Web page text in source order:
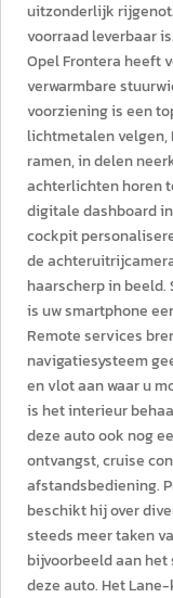
uitzonderlijk
voorraad leverbaar
Opel Frontera heeft
verwarmbare
voorziening is een
lichtmetalen velgen,
ramen, in delen
achterlichten horen
digitale dashboard
cockpit
de
haarscherp in
is uw smartphone
Remote services
navigatiesysteem
en vlot aan waar u
is het interieur
deze auto ook nog
ontvangst, cruise
afstandsbediening.
beschikt hij over
steeds meer taken
bijvoorbeeld aan
deze auto. Het